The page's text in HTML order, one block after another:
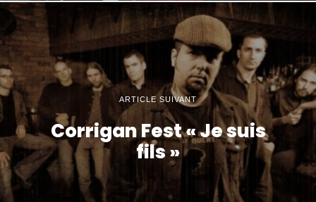
ARTICLE SUIVANT
Corrigan Fest « Je suis
fils »